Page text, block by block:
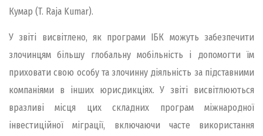
Кумар (T. Raja Kumar).
У звіті висвітлено, як програми ІБК можуть забезпечити
злочинцям більшу глобальну мобільність і допомогти їм
приховати свою особу та злочинну діяльність за підставними
компаніями в інших юрисдикціях. У звіті висвітлюються
вразливі місця цих складних програм міжнародної
інвестиційної міграції, включаючи часте використання